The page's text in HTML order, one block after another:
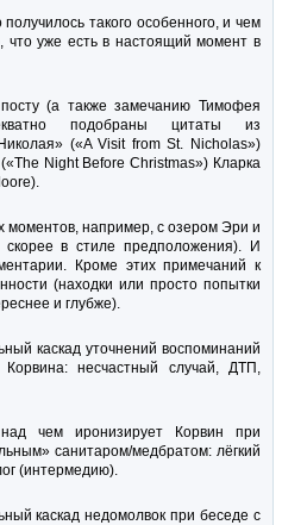
такого особенного, и чем
что уже есть в настоящий момент в
(а также замечанию Тимофея
подобраны цитаты из
(«A Visit from St. Nicholas»)
Night Before Christmas») Кларка
моментов, например, с озером Эри и
в стиле предположения). И
Кроме этих примечаний к
(находки или просто попытки
и глубже).
каскад уточнений воспоминаний
несчастный случай, ДТП,
чем иронизирует Корвин при
санитаром/медбратом: лёгкий
(интермедию).
каскад недомолвок при беседе с